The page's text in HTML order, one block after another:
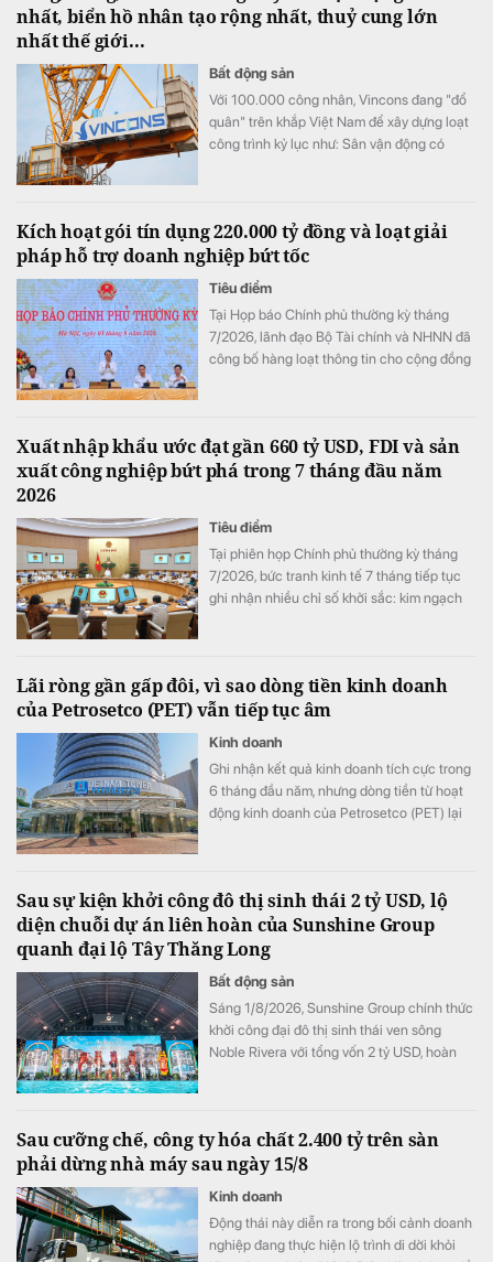
nhất, biển hồ nhân tạo rộng nhất, thuỷ cung lớn
nhất thế giới...
Bất động sản
Với 100.000 công nhân, Vincons đang "đổ
quân" trên khắp Việt Nam để xây dựng loạt
công trình kỷ lục như: Sân vận động có
Kích hoạt gói tín dụng 220.000 tỷ đồng và loạt giải
pháp hỗ trợ doanh nghiệp bứt tốc
Tiêu điểm
Tại Họp báo Chính phủ thường kỳ tháng
7/2026, lãnh đạo Bộ Tài chính và NHNN đã
công bố hàng loạt thông tin cho cộng đồng
đà bứt phá cho toàn nền kinh tế.
Xuất nhập khẩu ước đạt gần 660 tỷ USD, FDI và sản
xuất công nghiệp bứt phá trong 7 tháng đầu năm
2026
Tiêu điểm
Tại phiên họp Chính phủ thường kỳ tháng
7/2026, bức tranh kinh tế 7 tháng tiếp tục
ghi nhận nhiều chỉ số khởi sắc: kim ngạch
từ năm 2019 đến nay.
Lãi ròng gần gấp đôi, vì sao dòng tiền kinh doanh
của Petrosetco (PET) vẫn tiếp tục âm
Kinh doanh
Ghi nhận kết quả kinh doanh tích cực trong
6 tháng đầu năm, nhưng dòng tiền từ hoạt
động kinh doanh của Petrosetco (PET) lại
Sau sự kiện khởi công đô thị sinh thái 2 tỷ USD, lộ
diện chuỗi dự án liên hoàn của Sunshine Group
quanh đại lộ Tây Thăng Long
Bất động sản
Sáng 1/8/2026, Sunshine Group chính thức
khởi công đại đô thị sinh thái ven sông
Noble Rivera với tổng vốn 2 tỷ USD, hoàn
Sau cưỡng chế, công ty hóa chất 2.400 tỷ trên sàn
phải dừng nhà máy sau ngày 15/8
Kinh doanh
Động thái này diễn ra trong bối cảnh doanh
nghiệp đang thực hiện lộ trình di dời khỏi